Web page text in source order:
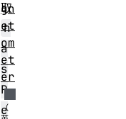
取
h
a
s
R
e
gn
et
om
et
er